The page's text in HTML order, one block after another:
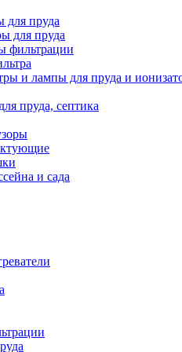
для пруда
для пруда
фильтрации
и лампы для пруда и
пруда, септика
и сада